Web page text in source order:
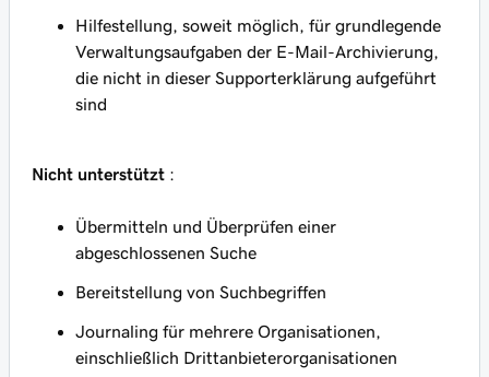
Hilfestellung, soweit möglich, für grundlegende
Verwaltungsaufgaben der E-Mail-Archivierung,
die nicht in dieser Supporterklärung aufgeführt
sind
Nicht unterstützt :
Übermitteln und Überprüfen einer
abgeschlossenen Suche
Bereitstellung von Suchbegriffen
Journaling für mehrere Organisationen,
einschließlich Drittanbieterorganisationen